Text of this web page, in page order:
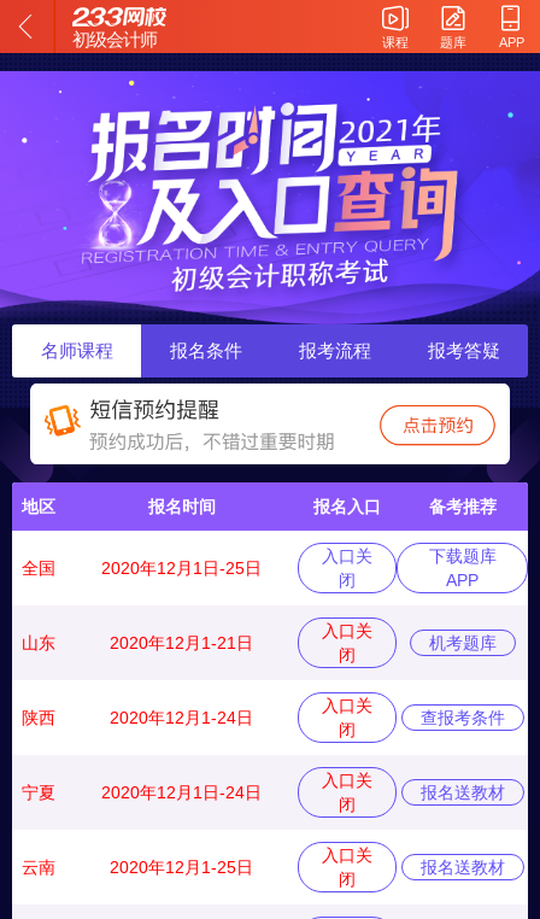
初级会计师 APP
题库
课程
名师课程 报名条件 报考流程 报考答疑
地区 报名时间 报名入口 备考推荐
全国 2020年12月1日-25日
入口关
闭
下载题库
APP
山东 2020年12月1-21日
入口关
闭
机考题库
陕西 2020年12月1-24日
入口关
闭
查报考条件
宁夏 2020年12月1日-24日
入口关
闭
报名送教材
云南 2020年12月1-25日
入口关
闭
报名送教材